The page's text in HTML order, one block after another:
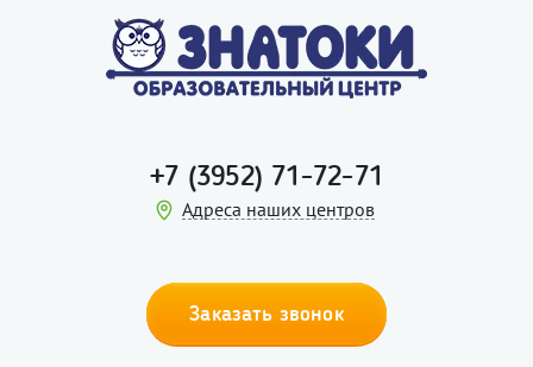
+7 (3952) 71-72-71
Адреса наших центров
Заказать звонок